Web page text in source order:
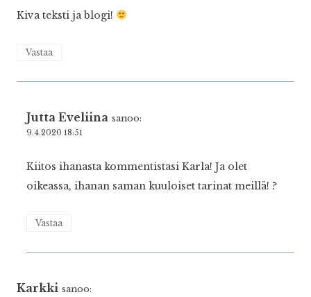
Kiva teksti ja blogi!
Vastaa
Jutta Eveliina sanoo:
9.4.2020 18:51
Kiitos ihanasta kommentistasi Karla! Ja olet
oikeassa, ihanan saman kuuloiset tarinat meillä! ?
Vastaa
Karkki sanoo: